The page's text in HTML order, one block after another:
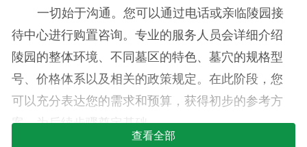
一切始于沟通。您可以通过电话或亲临陵园接
待中心进行购置咨询。专业的服务人员会详细介绍
陵园的整体环境、不同墓区的特色、墓穴的规格型
号、价格体系以及相关的政策规定。在此阶段，您
可以充分表达您的需求和预算，获得初步的参考方
案，为后续步骤奠定基础。
查看全部